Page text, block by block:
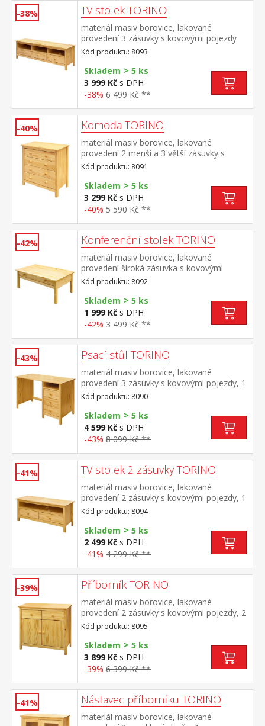
-38% TV stolek TORINO
materiál masiv borovice, lakované
provedení 3 zásuvky s kovovými pojezdy
Kód produktu: 8093
Skladem > 5 ks
3 999 Kč s DPH
-38% 6 499 Kč **
-40% Komoda TORINO
materiál masiv borovice, lakované
provedení 2 menší a 3 větší zásuvky s
kovovými pojezdy
Kód produktu: 8091
Skladem > 5 ks
3 299 Kč s DPH
-40% 5 590 Kč **
-42% Konferenční stolek TORINO
materiál masiv borovice, lakované
provedení široká zásuvka s kovovými
pojezdy
Kód produktu: 8092
Skladem > 5 ks
1 999 Kč s DPH
-42% 3 499 Kč **
-43% Psací stůl TORINO
materiál masiv borovice, lakované
provedení 3 zásuvky s kovovými pojezdy, 1
police výsuv není součástí dodávky ke stolu
je možno dokoupit výsuvnou desku na
klávesnici 8840
Kód produktu: 8090
Skladem > 5 ks
4 599 Kč s DPH
-43% 8 099 Kč **
-41% TV stolek 2 zásuvky TORINO
materiál masiv borovice, lakované
provedení 2 zásuvky s kovovými pojezdy, 1
police
Kód produktu: 8094
Skladem > 5 ks
2 499 Kč s DPH
-41% 4 299 Kč **
-39% Příborník TORINO
materiál masiv borovice, lakované
provedení 2 zásuvky s kovovými pojezdy, 2
plné dveře, 1 police vhodný doplněk
nástavec 8096
Kód produktu: 8095
Skladem > 5 ks
3 899 Kč s DPH
-39% 6 399 Kč **
-41% Nástavec příborníku TORINO
materiál masiv borovice, lakované